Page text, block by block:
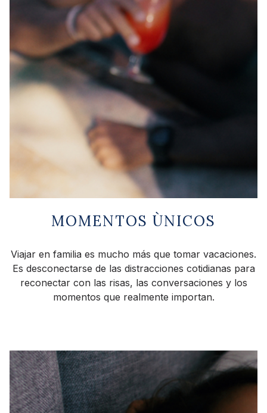
MOMENTOS ÙNICOS
Viajar en familia es mucho más que tomar vacaciones.
Es desconectarse de las distracciones cotidianas para
reconectar con las risas, las conversaciones y los
momentos que realmente importan.